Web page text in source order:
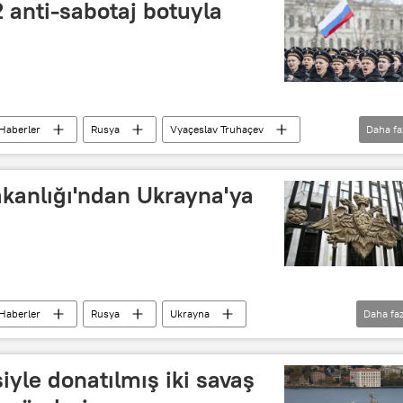
anti-sabotaj botuyla
Haberler Rusya
Vyaçeslav Truhaçev
Daha
Ukrayna'ya
Haberler Rusya
Ukrayna
Bakanlığı
Daha
donatılmış iki savaş